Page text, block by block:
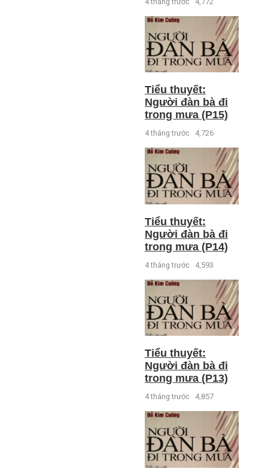
Tiểu thuyết:
Người đàn bà đi
trong mưa (P15)
4 tháng trước 4,726
Tiểu thuyết:
Người đàn bà đi
trong mưa (P14)
4 tháng trước 4,593
Tiểu thuyết:
Người đàn bà đi
trong mưa (P13)
4 tháng trước 4,857